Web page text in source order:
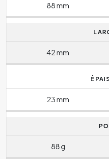
88 mm
42 mm
23 mm
88 g